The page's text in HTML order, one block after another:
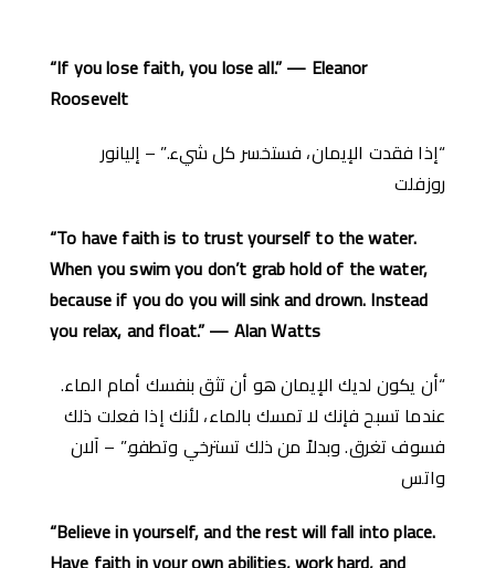
“If you lose faith, you lose all.” — Eleanor
Roosevelt
“إذا فقدت الإيمان، فستخسر كل شيء.” – إليانور
روزفلت
“To have faith is to trust yourself to the water.
When you swim you don’t grab hold of the water,
because if you do you will sink and drown. Instead
you relax, and float.” — Alan Watts
“أن يكون لديك الإيمان هو أن تثق بنفسك أمام الماء.
عندما تسبح فإنك لا تمسك بالماء، لأنك إذا فعلت ذلك
فسوف تغرق. وبدلاً من ذلك تسترخي وتطفو.” – آلان
واتس
“Believe in yourself, and the rest will fall into place.